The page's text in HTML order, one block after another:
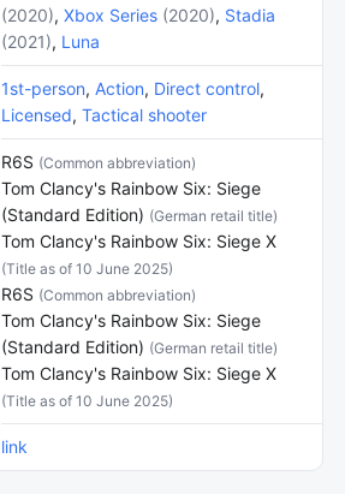
(2020), Xbox Series (2020), Stadia
(2021), Luna
1st-person, Action, Direct control,
Licensed, Tactical shooter
R6S (Common abbreviation)
Tom Clancy's Rainbow Six: Siege
(Standard Edition) (German retail title)
Tom Clancy's Rainbow Six: Siege X
(Title as of 10 June 2025)
R6S (Common abbreviation)
Tom Clancy's Rainbow Six: Siege
(Standard Edition) (German retail title)
Tom Clancy's Rainbow Six: Siege X
(Title as of 10 June 2025)
link